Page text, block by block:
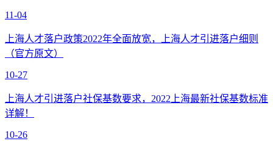
11-04
上海人才落户政策2022年全面放宽，上海人才引进落户细则
（官方原文）
10-27
上海人才引进落户社保基数要求，2022上海最新社保基数标准
详解！
10-26